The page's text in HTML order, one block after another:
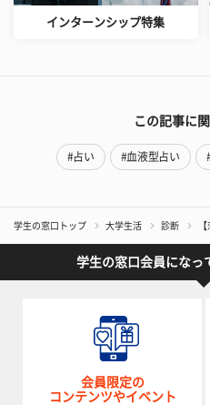
インターンシップ特集
この記事に
#占い #血液型占い
学生の窓口トップ 大学生活 診断
学生の窓口会員になっ
会員限定の
コンテンツやイベント